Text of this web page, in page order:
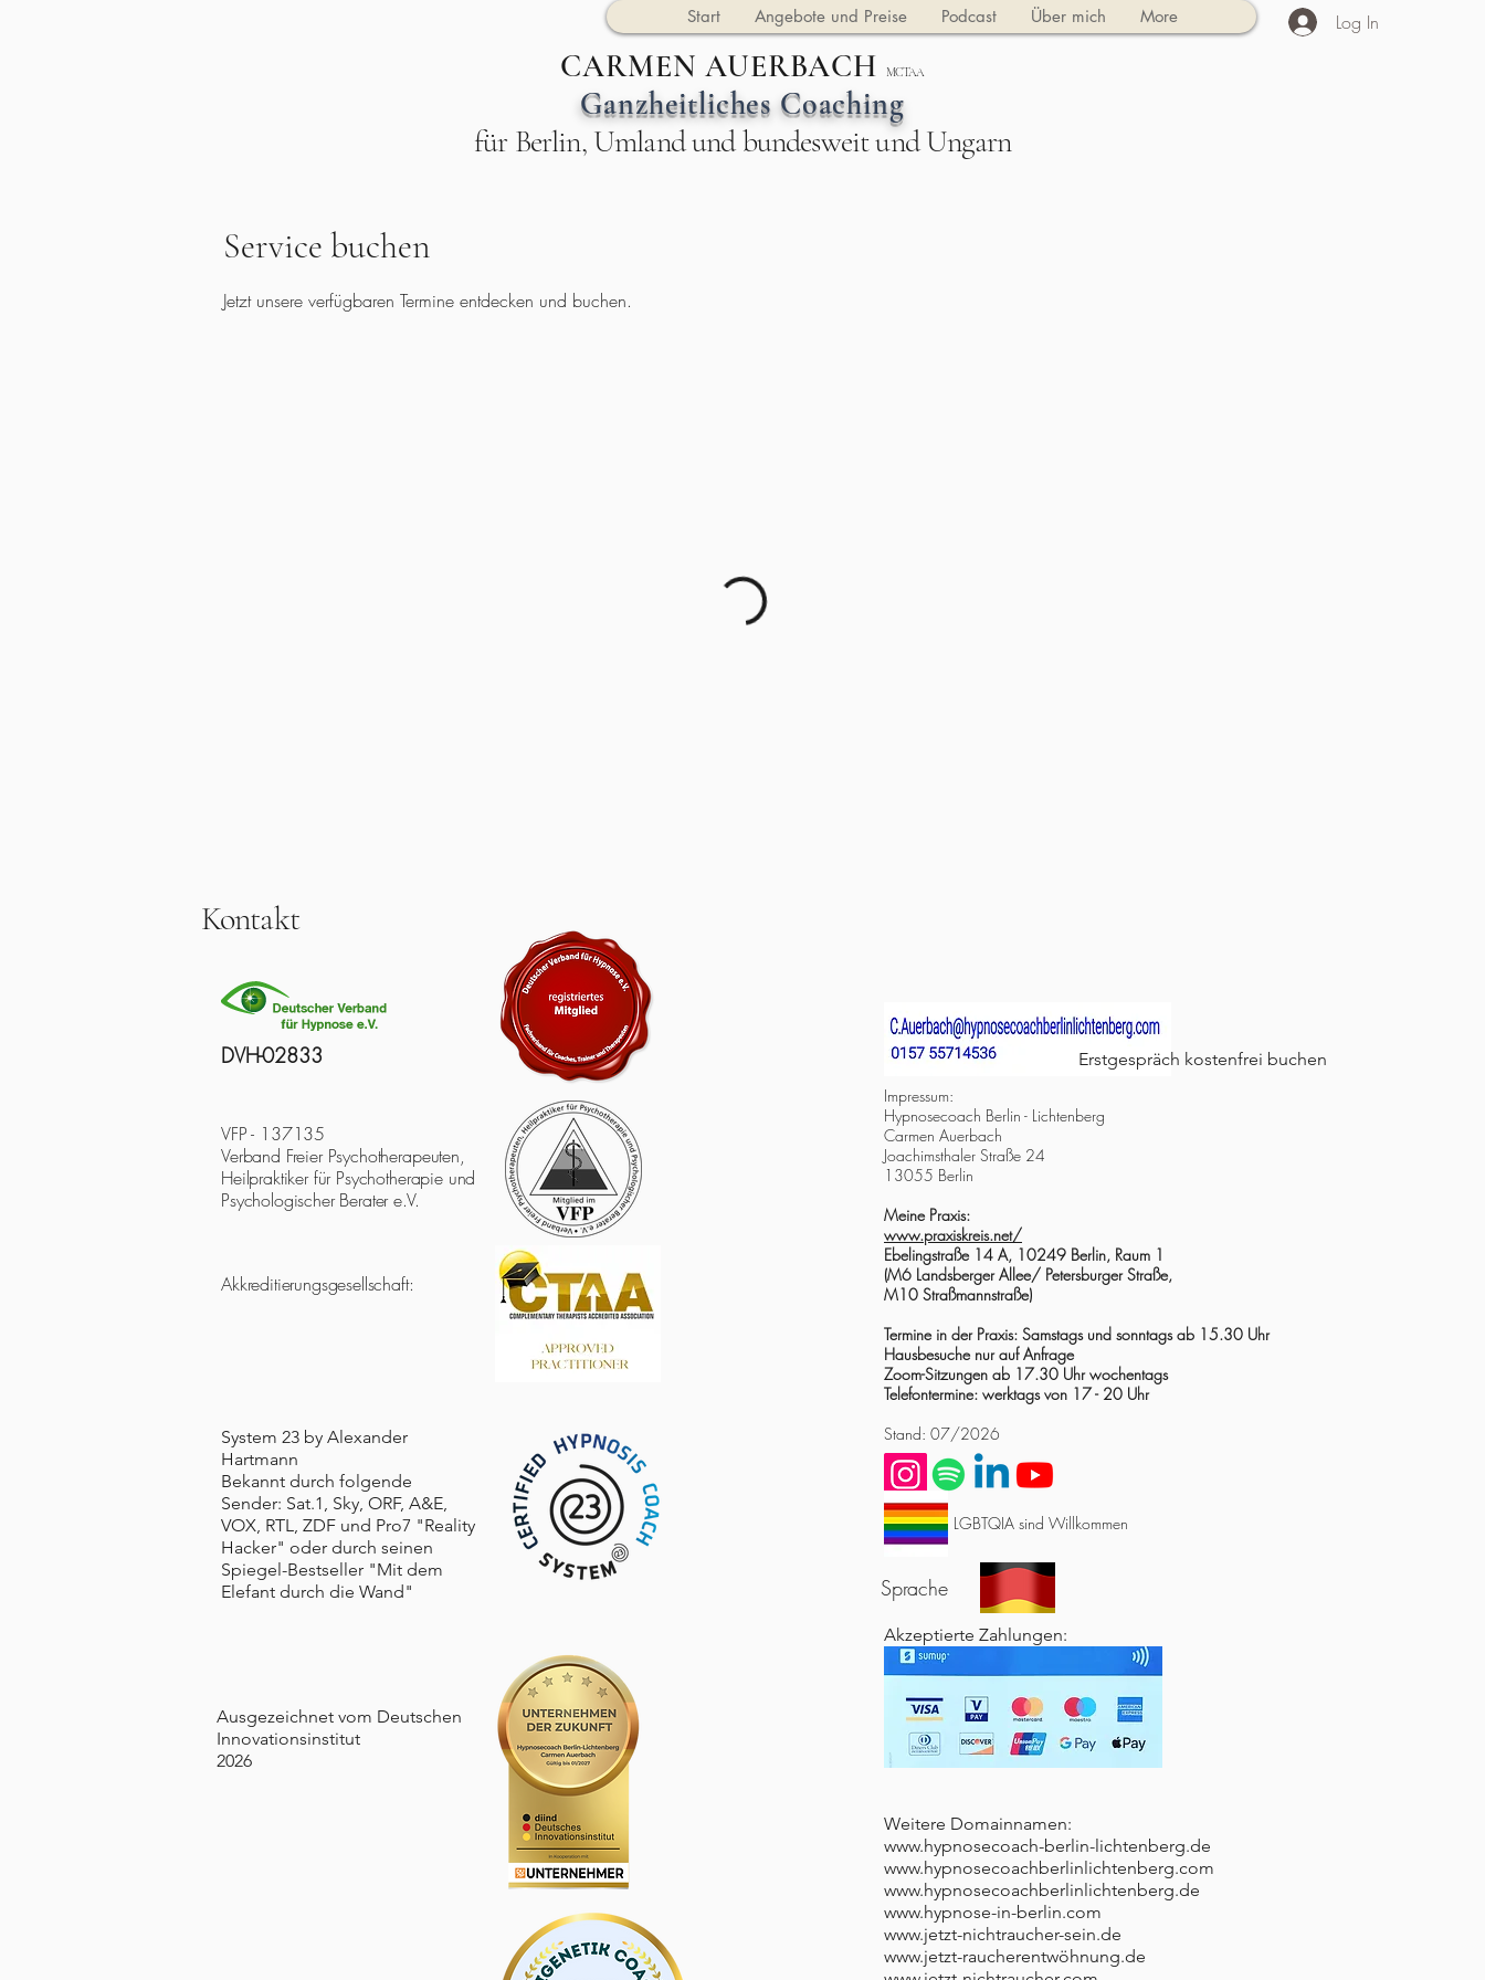
Start Angebote und Preise Podcast Über mich More
CARMEN AUERBACH MCTAA
Ganzheitliches Coaching
für Berlin, Umland und bundesweit und Ungarn
Log In
Service buchen
Jetzt unsere verfügbaren Termine entdecken und buchen.
Kontakt
DVH-02833
VFP - 137135
Verband Freier Psychotherapeuten,
Heilpraktiker für Psychotherapie und
Psychologischer Berater e.V.
Akkreditierungsgesellschaft:
System 23 by Alexander
Hartmann
Bekannt durch folgende
Sender: Sat.1, Sky, ORF, A&E,
VOX, RTL, ZDF und Pro7 "Reality
Hacker" oder durch seinen
Spiegel-Bestseller "Mit dem
Elefant durch die Wand"
Ausgezeichnet vom Deutschen
Innovationsinstitut
2026
Erstgespräch kostenfrei buchen
Impressum:
Hypnosecoach Berlin - Lichtenberg
Carmen Auerbach
Joachimsthaler Straße 24
13055 Berlin
Meine Praxis:
www.praxiskreis.net/
Ebelingstraße 14 A, 10249 Berlin, Raum 1
(M6 Landsberger Allee/ Petersburger Straße,
M10 Straßmannstraße)
Termine in der Praxis: Samstags und sonntags ab 15.30 Uhr
Hausbesuche nur auf Anfrage
Zoom-Sitzungen ab 17.30 Uhr wochentags
Telefontermine: werktags von 17 - 20 Uhr
Stand: 07/2026
LGBTQIA sind Willkommen
Sprache
Akzeptierte Zahlungen:
​Weitere Domainnamen:
www.hypnosecoach-berlin-lichtenberg.de
www.hypnosecoachberlinlichtenberg.com
www.hypnosecoachberlinlichtenberg.de
www.hypnose-in-berlin.com
www.jetzt-nichtraucher-sein.de
www.jetzt-raucherentwöhnung.de